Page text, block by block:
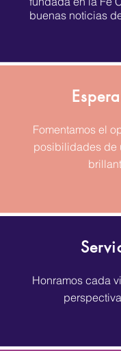
buenas noticias
Fomentamos el
posibilidades de
Honramos cada